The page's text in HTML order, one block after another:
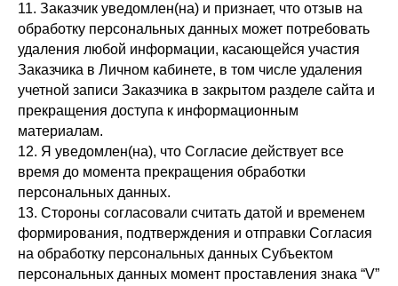
11. Заказчик уведомлен(на) и признает, что отзыв на
обработку персональных данных может потребовать
удаления любой информации, касающейся участия
Заказчика в Личном кабинете, в том числе удаления
учетной записи Заказчика в закрытом разделе сайта и
прекращения доступа к информационным
материалам.
12. Я уведомлен(на), что Согласие действует все
время до момента прекращения обработки
персональных данных.
13. Стороны согласовали считать датой и временем
формирования, подтверждения и отправки Согласия
на обработку персональных данных Субъектом
персональных данных момент проставления знака “V”